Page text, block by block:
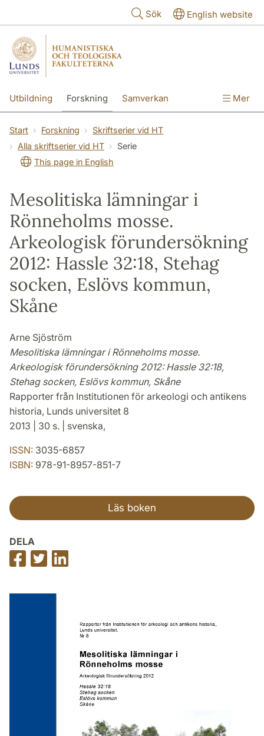
Sök English website
Utbildning Forskning Samverkan Mer
Start Forskning
Skriftserier vid HT
Alla skriftserier vid HT
Serie
This page in English
Mesolitiska lämningar i
Rönneholms mosse.
Arkeologisk förundersökning
2012: Hassle 32:18, Stehag
socken, Eslövs kommun,
Skåne
Arne Sjöström
Mesolitiska lämningar i Rönneholms mosse.
Arkeologisk förundersökning 2012: Hassle 32:18,
Stehag socken, Eslövs kommun, Skåne
Rapporter från Institutionen för arkeologi och antikens
historia, Lunds universitet 8
2013 | 30 s. | svenska,
ISSN: 3035-6857
ISBN: 978-91-8957-851-7
Läs boken
DELA
Dela
på
Dela
på
på